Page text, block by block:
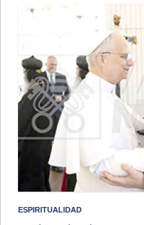
ESPIRITUALIDAD